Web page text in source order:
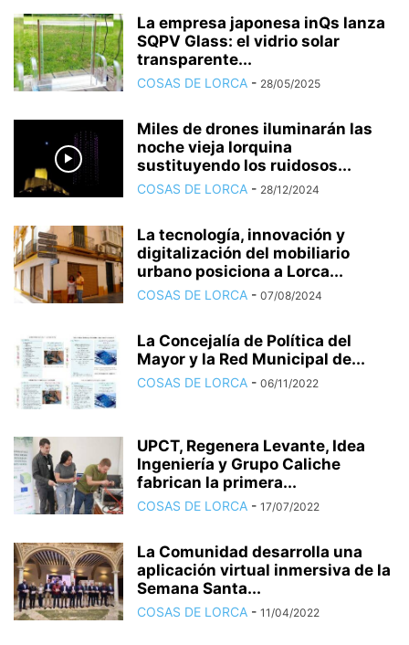
La empresa japonesa inQs lanza
SQPV Glass: el vidrio solar
transparente...
COSAS DE LORCA - 28/05/2025
Miles de drones iluminarán las
noche vieja lorquina
sustituyendo los ruidosos...
COSAS DE LORCA - 28/12/2024
La tecnología, innovación y
digitalización del mobiliario
urbano posiciona a Lorca...
COSAS DE LORCA - 07/08/2024
La Concejalía de Política del
Mayor y la Red Municipal de...
COSAS DE LORCA - 06/11/2022
UPCT, Regenera Levante, Idea
Ingeniería y Grupo Caliche
fabrican la primera...
COSAS DE LORCA - 17/07/2022
La Comunidad desarrolla una
aplicación virtual inmersiva de la
Semana Santa...
COSAS DE LORCA - 11/04/2022